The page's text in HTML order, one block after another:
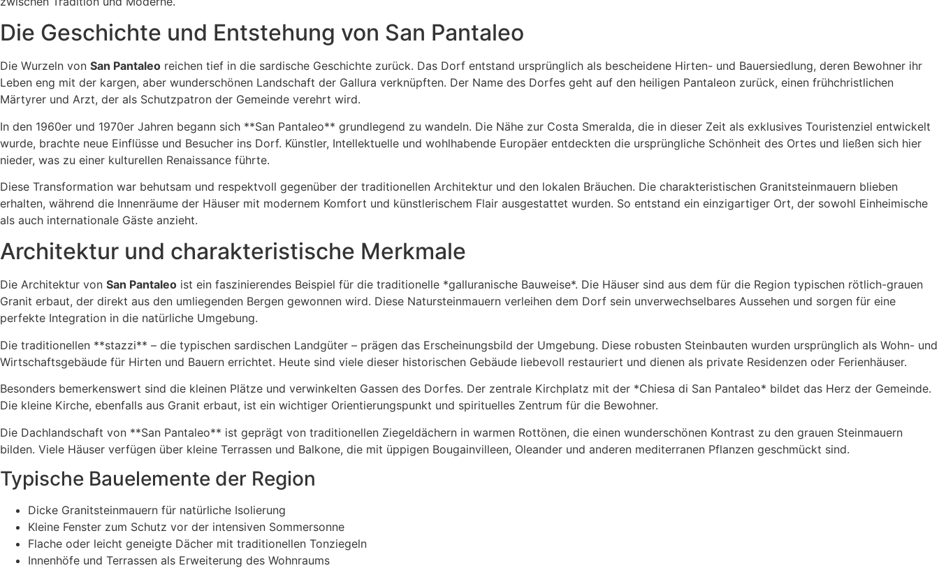
Die Geschichte und Entstehung von San Pantaleo
Die Wurzeln von San Pantaleo reichen tief in die sardische Geschichte zurück. Das Dorf entstand ursprünglich als bescheidene Hirten- und Bauersiedlung, deren Bewohner ihr
Leben eng mit der kargen, aber wunderschönen Landschaft der Gallura verknüpften. Der Name des Dorfes geht auf den heiligen Pantaleon zurück, einen frühchristlichen
Märtyrer und Arzt, der als Schutzpatron der Gemeinde verehrt wird.
In den 1960er und 1970er Jahren begann sich **San Pantaleo** grundlegend zu wandeln. Die Nähe zur Costa Smeralda, die in dieser Zeit als exklusives Touristenziel entwickelt
wurde, brachte neue Einflüsse und Besucher ins Dorf. Künstler, Intellektuelle und wohlhabende Europäer entdeckten die ursprüngliche Schönheit des Ortes und ließen sich hier
nieder, was zu einer kulturellen Renaissance führte.
Diese Transformation war behutsam und respektvoll gegenüber der traditionellen Architektur und den lokalen Bräuchen. Die charakteristischen Granitsteinmauern blieben
erhalten, während die Innenräume der Häuser mit modernem Komfort und künstlerischem Flair ausgestattet wurden. So entstand ein einzigartiger Ort, der sowohl Einheimische
als auch internationale Gäste anzieht.
Architektur und charakteristische Merkmale
Die Architektur von San Pantaleo ist ein faszinierendes Beispiel für die traditionelle *galluranische Bauweise*. Die Häuser sind aus dem für die Region typischen rötlich-grauen
Granit erbaut, der direkt aus den umliegenden Bergen gewonnen wird. Diese Natursteinmauern verleihen dem Dorf sein unverwechselbares Aussehen und sorgen für eine
perfekte Integration in die natürliche Umgebung.
Die traditionellen **stazzi** – die typischen sardischen Landgüter – prägen das Erscheinungsbild der Umgebung. Diese robusten Steinbauten wurden ursprünglich als Wohn- und
Wirtschaftsgebäude für Hirten und Bauern errichtet. Heute sind viele dieser historischen Gebäude liebevoll restauriert und dienen als private Residenzen oder Ferienhäuser.
Besonders bemerkenswert sind die kleinen Plätze und verwinkelten Gassen des Dorfes. Der zentrale Kirchplatz mit der *Chiesa di San Pantaleo* bildet das Herz der Gemeinde.
Die kleine Kirche, ebenfalls aus Granit erbaut, ist ein wichtiger Orientierungspunkt und spirituelles Zentrum für die Bewohner.
Die Dachlandschaft von **San Pantaleo** ist geprägt von traditionellen Ziegeldächern in warmen Rottönen, die einen wunderschönen Kontrast zu den grauen Steinmauern
bilden. Viele Häuser verfügen über kleine Terrassen und Balkone, die mit üppigen Bougainvilleen, Oleander und anderen mediterranen Pflanzen geschmückt sind.
Typische Bauelemente der Region
Dicke Granitsteinmauern für natürliche Isolierung
Kleine Fenster zum Schutz vor der intensiven Sommersonne
Flache oder leicht geneigte Dächer mit traditionellen Tonziegeln
Innenhöfe und Terrassen als Erweiterung des Wohnraums